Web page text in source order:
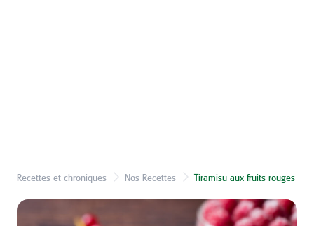
Recettes et chroniques Nos Recettes Tiramisu aux fruits rouges